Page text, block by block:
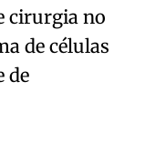
cirurgia no
de células
de